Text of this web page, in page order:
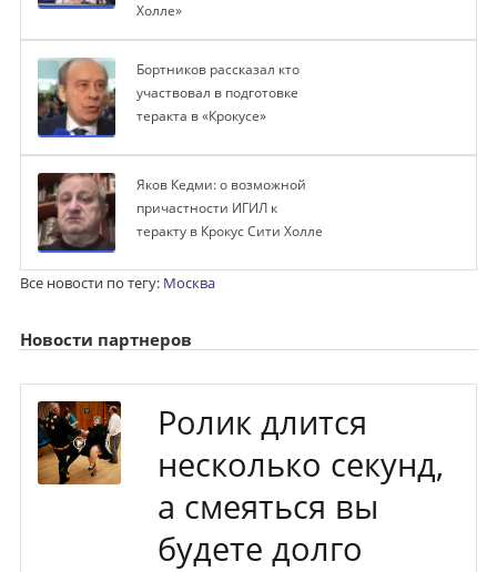
Холле»
Бортников рассказал кто
участвовал в подготовке
теракта в «Крокусе»
Яков Кедми: о возможной
причастности ИГИЛ к
теракту в Крокус Сити Холле
Все новости по тегу: Москва
Новости партнеров
Ролик длится
несколько секунд,
а смеяться вы
будете долго